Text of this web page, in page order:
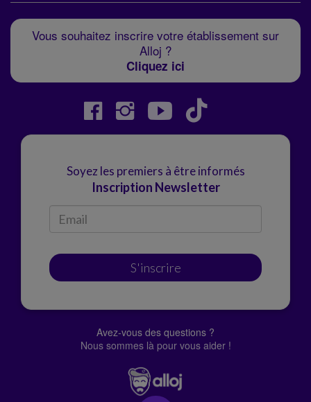
Vous souhaitez inscrire votre établissement sur
Alloj ?
Cliquez ici
Soyez les premiers à être informés
Inscription Newsletter
S'inscrire
Avez-vous des questions ?
Nous sommes là pour vous aider !